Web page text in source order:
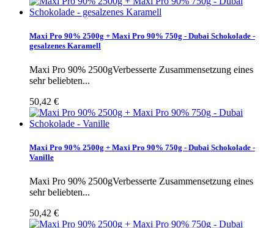
Maxi Pro 90% 2500g + Maxi Pro 90% 750g - Dubai Schokolade -
gesalzenes Karamell
Maxi Pro 90% 2500gVerbesserte Zusammensetzung eines
sehr beliebten...
50,42 €
Maxi Pro 90% 2500g + Maxi Pro 90% 750g - Dubai Schokolade -
Vanille
Maxi Pro 90% 2500gVerbesserte Zusammensetzung eines
sehr beliebten...
50,42 €